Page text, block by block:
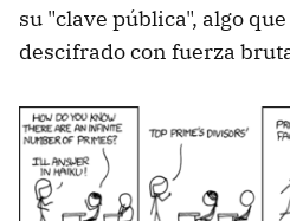
su "clave pública", algo
descifrado con fuerza